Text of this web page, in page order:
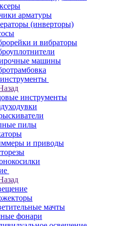
арматуры
(инверторы)
и вибраторы
машины
инструменты
пилы
и приводы
мачты
фонари